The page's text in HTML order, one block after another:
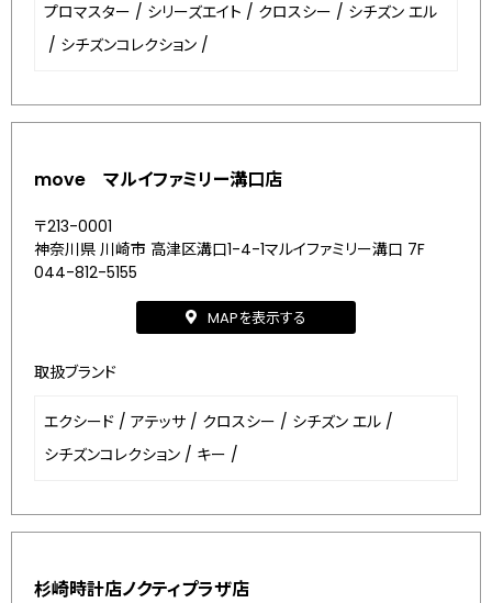
プロマスター / シリーズエイト / クロスシー / シチズン エル
/ シチズンコレクション /
move マルイファミリー溝口店
〒213-0001
神奈川県 川崎市 高津区溝口1-4-1マルイファミリー溝口 7F
044-812-5155
MAPを表示する
取扱ブランド
エクシード / アテッサ / クロスシー / シチズン エル /
シチズンコレクション / キー /
杉崎時計店ノクティプラザ店